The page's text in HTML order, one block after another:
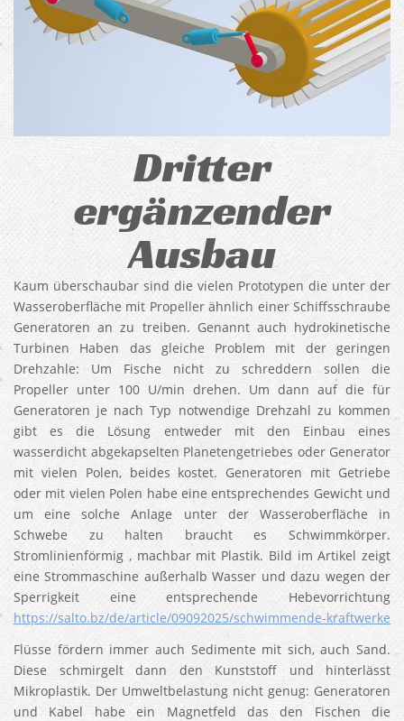
Dritter
ergänzender
Ausbau
Kaum überschaubar sind die vielen Prototypen die unter der
Wasseroberfläche mit Propeller ähnlich einer Schiffsschraube
Generatoren an zu treiben. Genannt auch hydrokinetische
Turbinen Haben das gleiche Problem mit der geringen
Drehzahle: Um Fische nicht zu schreddern sollen die
Propeller unter 100 U/min drehen. Um dann auf die für
Generatoren je nach Typ notwendige Drehzahl zu kommen
gibt es die Lösung entweder mit den Einbau eines
wasserdicht abgekapselten Planetengetriebes oder Generator
mit vielen Polen, beides kostet. Generatoren mit Getriebe
oder mit vielen Polen habe eine entsprechendes Gewicht und
um eine solche Anlage unter der Wasseroberfläche in
Schwebe zu halten braucht es Schwimmkörper.
Stromlinienförmig , machbar mit Plastik. Bild im Artikel zeigt
eine Strommaschine außerhalb Wasser und dazu wegen der
Sperrigkeit eine entsprechende Hebevorrichtung
https://salto.bz/de/article/09092025/schwimmende-kraftwerke
Flüsse fördern immer auch Sedimente mit sich, auch Sand.
Diese schmirgelt dann den Kunststoff und hinterlässt
Mikroplastik. Der Umweltbelastung nicht genug: Generatoren
und Kabel habe ein Magnetfeld das den Fischen die